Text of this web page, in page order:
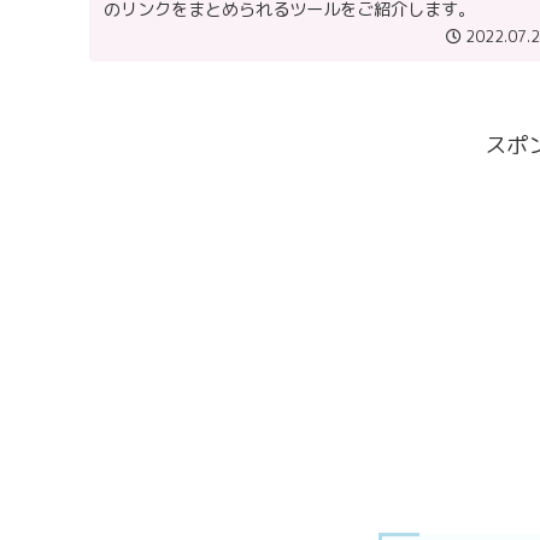
のリンクをまとめられるツールをご紹介します。
スポ